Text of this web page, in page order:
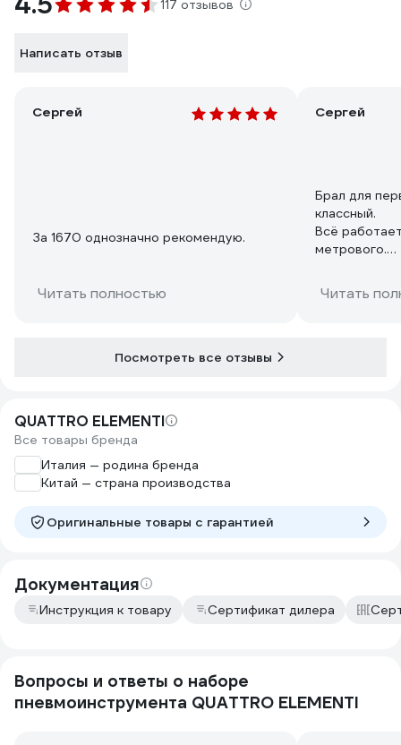
117 отзывов
Написать отзыв
Сергей
За 1670 однозначно рекомендую.
Читать полностью
Сергей
Брал для
классный.
Всё
метрового.
Набор супер.
Читать
Посмотреть все отзывы
QUATTRO ELEMENTI
Все товары бренда
Италия — родина бренда
Китай — страна производства
Оригинальные товары c гарантией
Документация
Инструкция к товару Сертификат дилера
Вопросы и ответы о наборе
пневмоинструмента QUATTRO ELEMENTI